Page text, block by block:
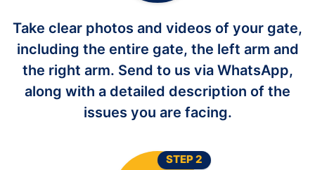
Take clear photos and videos of your gate,
including the entire gate, the left arm and
the right arm. Send to us via WhatsApp,
along with a detailed description of the
issues you are facing.
STEP 2